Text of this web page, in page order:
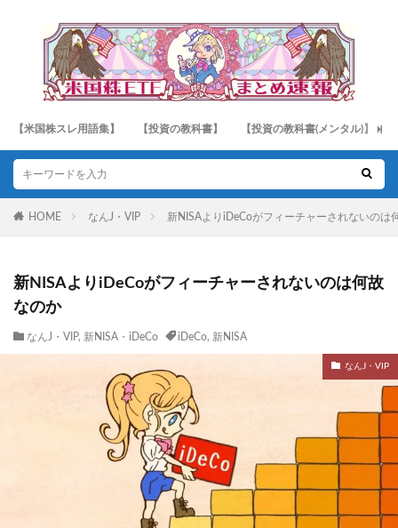
【米国株スレ用語集】 【投資の教科書】 【投資の教科書(メンタル)】
HOME なんJ・VIP 新NISAよりiDeCoがフィーチャーされないのは
新NISAよりiDeCoがフィーチャーされないのは何故
なのか
なんJ・VIP, 新NISA・iDeCo iDeCo, 新NISA
なんJ・VIP